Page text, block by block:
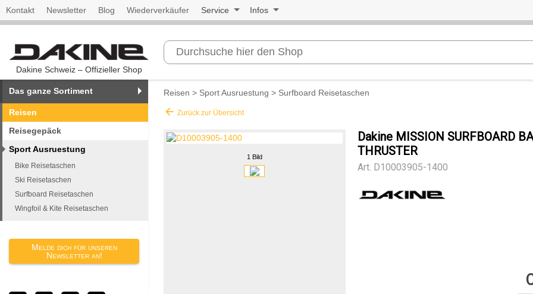
Kontakt Newsletter Blog Wiederverkäufer Service Infos
Dakine Schweiz – Offizieller Shop
Das ganze Sortiment
Reisen
Reisegepäck
Sport Ausruestung
Bike Reisetaschen
Ski Reisetaschen
Surfboard Reisetaschen
Wingfoil & Kite Reisetaschen
Melde dich für unseren
Newsletter an!
Reisen > Sport Ausruestung > Surfboard Reisetaschen
arrow_back Zurück zur Übersicht
1 Bild
Dakine MISSION SURFBOARD
THRUSTER
Art. D10003905-1400